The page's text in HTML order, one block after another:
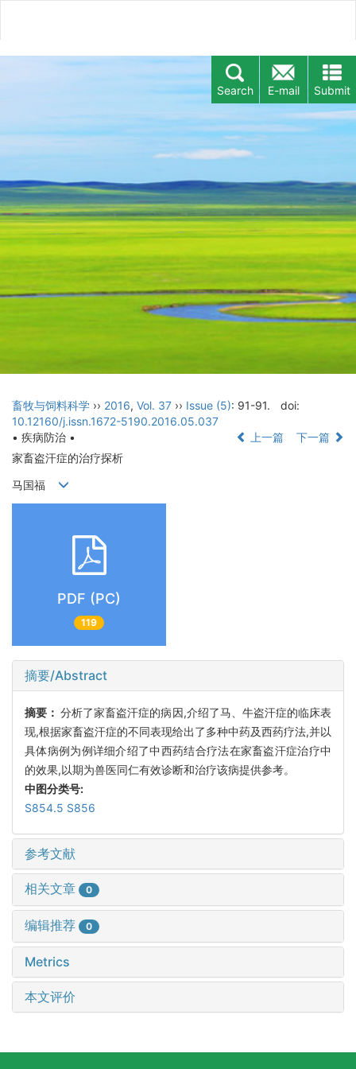
Submit
E-mail
Search
畜牧与饲料科学 ›› 2016, Vol. 37 ›› Issue (5): 91-91.
doi:
10.12160/j.issn.1672-5190.2016.05.037
• 疾病防治 •
上一篇
下一篇
家畜盗汗症的治疗探析
马国福
PDF (PC)
119
摘要/Abstract
摘要：分析了家畜盗汗症的病因,介绍了马、牛盗汗症的临床表
现,根据家畜盗汗症的不同表现给出了多种中药及西药疗法,并以
具体病例为例详细介绍了中西药结合疗法在家畜盗汗症治疗中
的效果,以期为兽医同仁有效诊断和治疗该病提供参考。
中图分类号:
S854.5 S856
参考文献
相关文章 0
编辑推荐 0
Metrics
本文评价